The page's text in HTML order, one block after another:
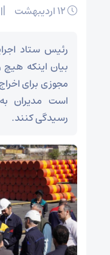
رئیس ستاد
بیان اینکه
مجوزی برای
است مدیران
رسیدگی کنند.